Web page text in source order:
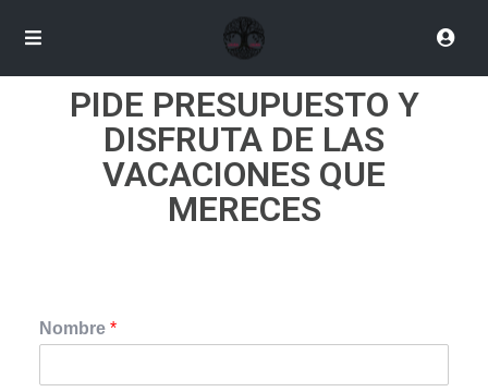
PIDE PRESUPUESTO Y
DISFRUTA DE LAS
VACACIONES QUE
MERECES
Nombre *